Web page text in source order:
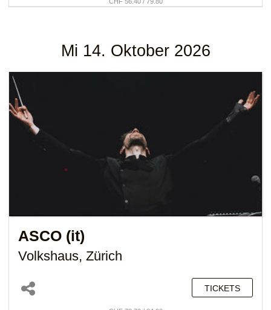
Mi 14. Oktober 2026
ASCO (it)
Volkshaus, Zürich
TICKETS